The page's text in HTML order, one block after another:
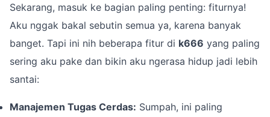
Sekarang, masuk ke bagian paling penting: fiturnya!
Aku nggak bakal sebutin semua ya, karena banyak
banget. Tapi ini nih beberapa fitur di k666 yang paling
sering aku pake dan bikin aku ngerasa hidup jadi lebih
santai:
Manajemen Tugas Cerdas: Sumpah, ini paling